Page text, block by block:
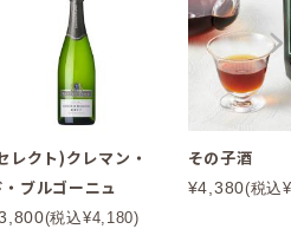
レクト)クレマン・
・ブルゴーニュ
(税込¥4,180)
その子酒
¥4,380(税込